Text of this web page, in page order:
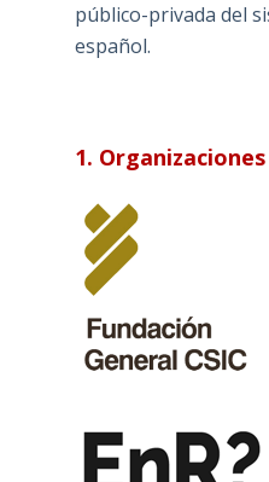
público-privada del
español.
1. Organizaciones